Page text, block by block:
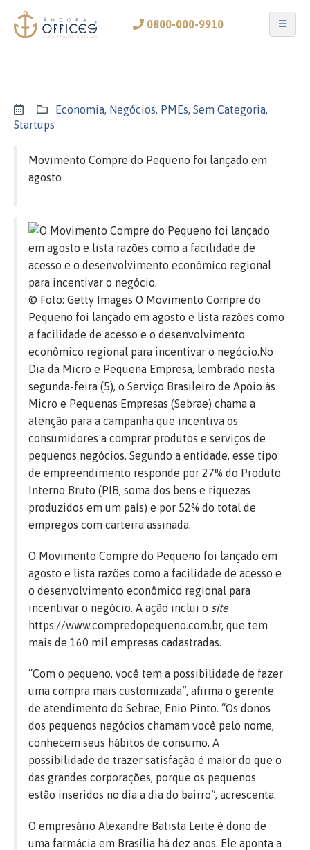
0800-000-9910
Economia, Negócios, PMEs, Sem Categoria,
Startups
Movimento Compre do Pequeno foi lançado em
agosto
© Foto: Getty Images O Movimento Compre do
Pequeno foi lançado em agosto e lista razões como
a facilidade de acesso e o desenvolvimento
econômico regional para incentivar o negócio.No
Dia da Micro e Pequena Empresa, lembrado nesta
segunda-feira (5), o Serviço Brasileiro de Apoio às
Micro e Pequenas Empresas (Sebrae) chama a
atenção para a campanha que incentiva os
consumidores a comprar produtos e serviços de
pequenos negócios. Segundo a entidade, esse tipo
de empreendimento responde por 27% do Produto
Interno Bruto (PIB, soma dos bens e riquezas
produzidos em um país) e por 52% do total de
empregos com carteira assinada.
O Movimento Compre do Pequeno foi lançado em
agosto e lista razões como a facilidade de acesso e
o desenvolvimento econômico regional para
incentivar o negócio. A ação inclui o site
https://www.compredopequeno.com.br, que tem
mais de 160 mil empresas cadastradas.
“Com o pequeno, você tem a possibilidade de fazer
uma compra mais customizada”, afirma o gerente
de atendimento do Sebrae, Enio Pinto. “Os donos
dos pequenos negócios chamam você pelo nome,
conhecem seus hábitos de consumo. A
possibilidade de trazer satisfação é maior do que o
das grandes corporações, porque os pequenos
estão inseridos no dia a dia do bairro”, acrescenta.
O empresário Alexandre Batista Leite é dono de
uma farmácia em Brasília há dez anos. Ele aponta a